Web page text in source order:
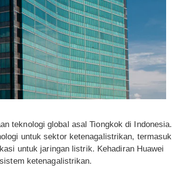
teknologi global asal Tiongkok di Indonesia.
untuk sektor ketenagalistrikan, termasuk
untuk jaringan listrik. Kehadiran Huawei
ketenagalistrikan.